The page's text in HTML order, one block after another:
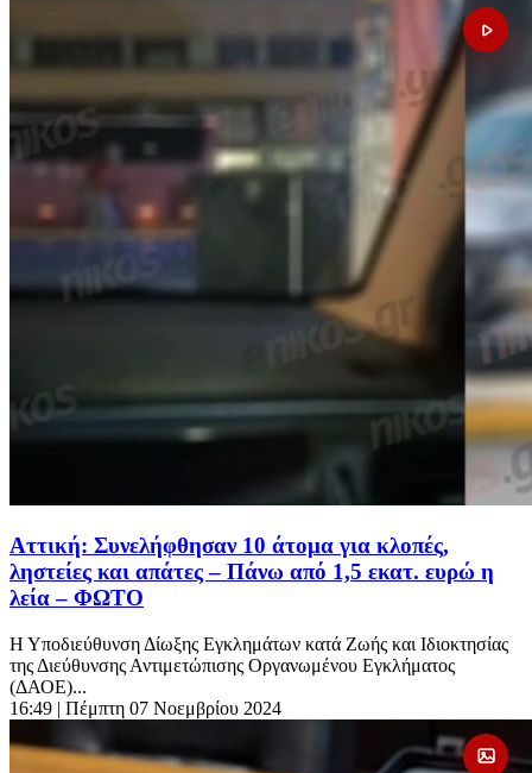
Αττική: Συνελήφθησαν 10 άτομα για κλοπές,
ληστείες και απάτες – Πάνω από 1,5 εκατ. ευρώ η
λεία – ΦΩΤΟ
Η Υποδιεύθυνση Δίωξης Εγκλημάτων κατά Ζωής και Ιδιοκτησίας
της Διεύθυνσης Αντιμετώπισης Οργανωμένου Εγκλήματος
(ΔΑΟΕ)...
16:49 | Πέμπτη 07 Νοεμβρίου 2024